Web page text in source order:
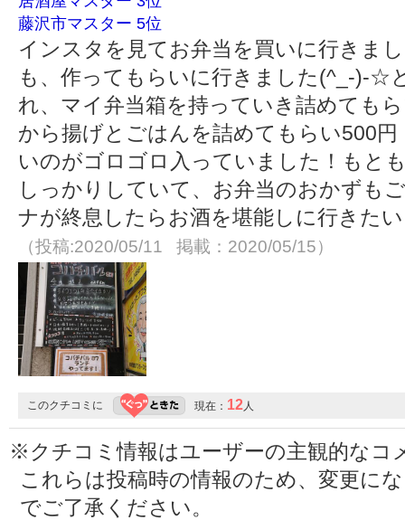
藤沢市マスター 5位
インスタを見てお弁当を買いに行きま
も、作ってもらいに行きました(^_-)-☆
れ、マイ弁当箱を持っていき詰めても
から揚げとごはんを詰めてもらい500
いのがゴロゴロ入っていました！もと
しっかりしていて、お弁当のおかずも
ナが終息したらお酒を堪能しに行きた
（投稿:2020/05/11 掲載：2020/05/15）
このクチコミに 現在： 12 人
※クチコミ情報はユーザーの主観的なコ
これらは投稿時の情報のため、変更に
でご了承ください。